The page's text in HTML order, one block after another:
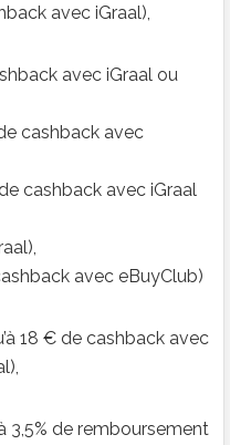
avec iGraal),
avec iGraal ou
de cashback avec
de cashback avec iGraal
avec eBuyClub)
18 € de cashback avec
3,5% de remboursement